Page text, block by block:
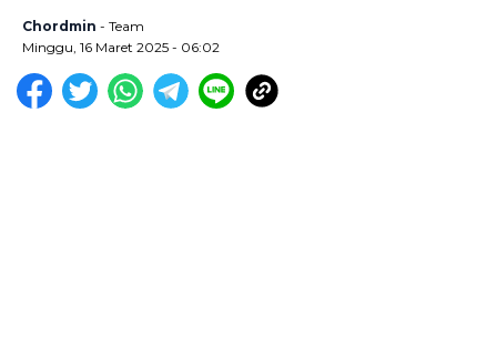
Chordmin - Team
Minggu, 16 Maret 2025 - 06:02